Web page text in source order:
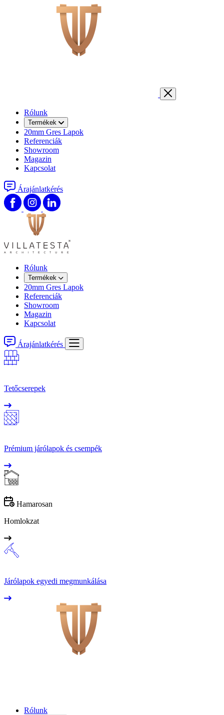
Rólunk
Termékek
20mm Gres Lapok
Referenciák
Showroom
Magazin
Kapcsolat
Árajánlatkérés
Rólunk
Termékek
20mm Gres Lapok
Referenciák
Showroom
Magazin
Kapcsolat
Árajánlatkérés
Tetőcserepek
Prémium járólapok és csempék
Hamarosan
Homlokzat
Járólapok egyedi megmunkálása
Rólunk